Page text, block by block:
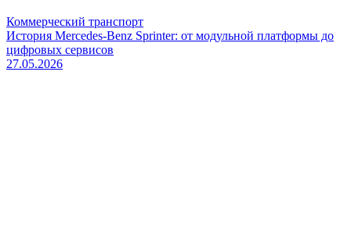
Коммерческий транспорт
История Mercedes-Benz Sprinter: от модульной платформы до
цифровых сервисов
27.05.2026